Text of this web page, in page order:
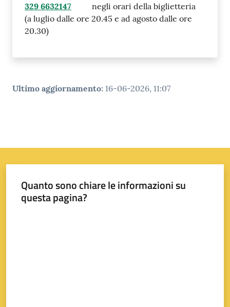
329 6632147
negli orari della biglietteria
(a luglio dalle ore 20.45 e ad agosto dalle ore
20.30)
Ultimo aggiornamento: 16-06-2026, 11:07
Quanto sono chiare le informazioni su
questa pagina?